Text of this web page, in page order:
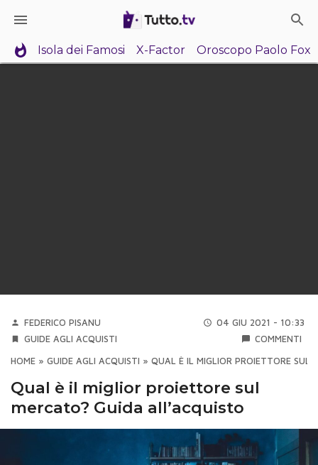
Isola dei Famosi X-Factor Oroscopo Paolo Fox
FEDERICO PISANU
04 GIU 2021 - 10:33
GUIDE AGLI ACQUISTI
COMMENTI
HOME » GUIDE AGLI ACQUISTI » QUAL È IL MIGLIOR PROIETTORE SUL
Qual è il miglior proiettore sul
mercato? Guida all’acquisto